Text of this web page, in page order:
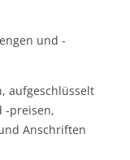
und -
aufgeschlüsselt
-preisen,
Anschriften